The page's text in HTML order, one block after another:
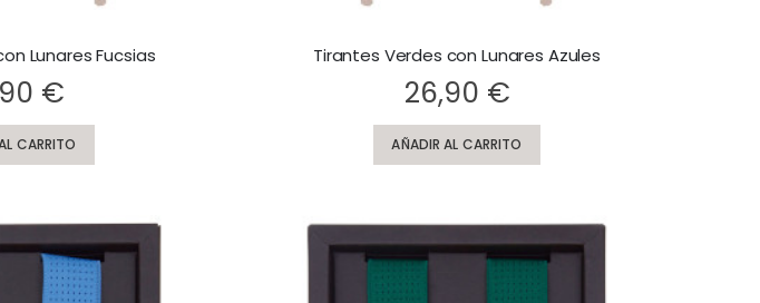
Lunares Fucsias
€
CARRITO
Tirantes Verdes con Lunares Azules
26,90 €
AÑADIR AL CARRITO